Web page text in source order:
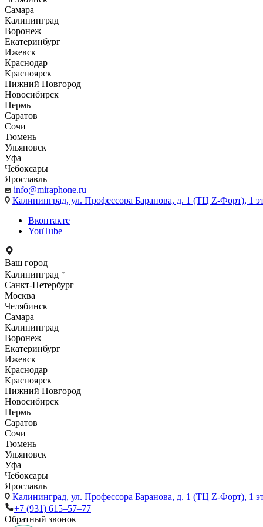
Самара
Калининград
Воронеж
Екатеринбург
Ижевск
Краснодар
Красноярск
Нижний Новгород
Новосибирск
Пермь
Саратов
Сочи
Тюмень
Ульяновск
Уфа
Чебоксары
Ярославль
info@miraphone.ru
Калининград, ул. Профессора Баранова, д. 1 (ТЦ Z-Форт), 1
Вконтакте
YouTube
Ваш город
Калининград
Санкт-Петербург
Москва
Челябинск
Самара
Калининград
Воронеж
Екатеринбург
Ижевск
Краснодар
Красноярск
Нижний Новгород
Новосибирск
Пермь
Саратов
Сочи
Тюмень
Ульяновск
Уфа
Чебоксары
Ярославль
Калининград, ул. Профессора Баранова, д. 1 (ТЦ Z-Форт), 1
+7 (931) 615‒57‒77
Обратный звонок